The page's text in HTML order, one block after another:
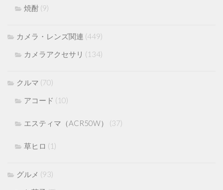
焼酎 (9)
カメラ・レンズ関連 (449)
カメラアクセサリ (134)
クルマ (70)
アコード (10)
エスティマ（ACR50W） (37)
草ヒロ (1)
グルメ (93)